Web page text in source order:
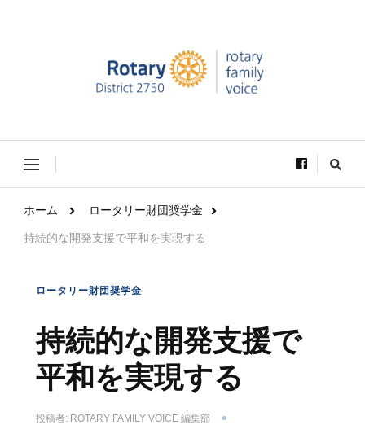
ータリーファミリー支援委員会
VOICE（声）としてお届けします。
か
探
し
で
?
ホーム ロータリー財団奨学金
持続的な開発支援で平和を実現する
ロータリー財団奨学金
持続的な開発支援で
平和を実現する
投稿者: ROTARY FAMILY VOICE 編集部